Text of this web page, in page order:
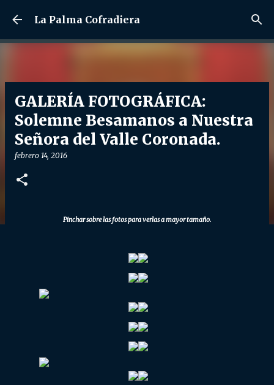
Ir al contenido principal
La Palma Cofradiera
GALERÍA FOTOGRÁFICA:
Solemne Besamanos a Nuestra
Señora del Valle Coronada.
febrero 14, 2016
Pinchar sobre las fotos para verlas a mayor tamaño.